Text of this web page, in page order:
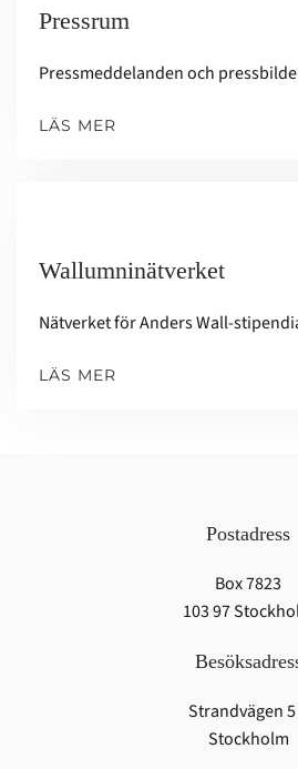
Pressrum
Pressmeddelanden och
LÄS MER
Wallumninätverket
Nätverket för Anders Wall-
LÄS MER
Strandvägen 5
Stockholm
Postadress
Box 7823
103 97